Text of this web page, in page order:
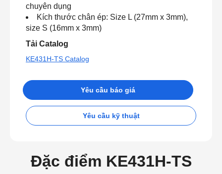
chuyên dụng
Kích thước chân ép: Size L (27mm x 3mm),
size S (16mm x 3mm)
Tải Catalog
KE431H-TS Catalog
Yêu cầu báo giá
Yêu cầu kỹ thuật
Đặc điểm KE431H-TS